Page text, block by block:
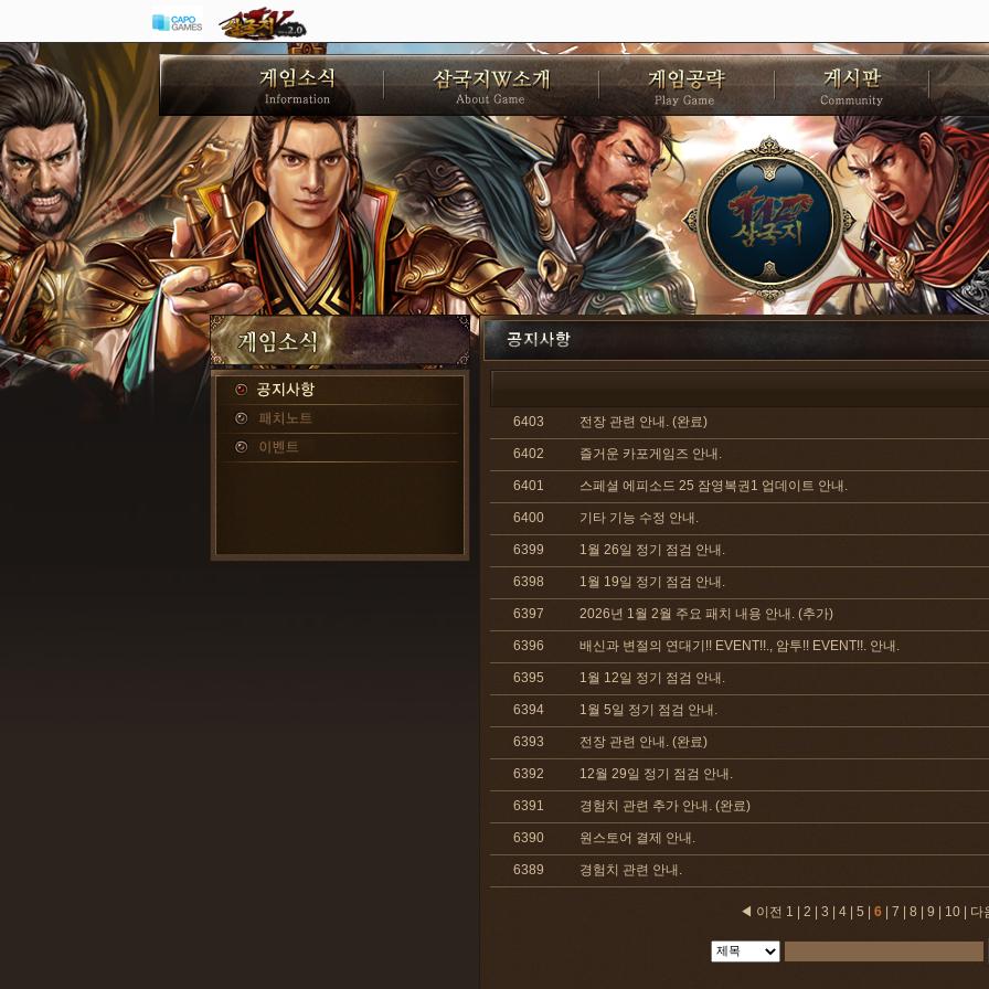
6403 전장 관련 안내. (완료)
6402 즐거운 카포게임즈 안내.
6401 스페셜 에피소드 25 잠영복권1 업데이트 안내.
6400 기타 기능 수정 안내.
6399 1월 26일 정기 점검 안내.
6398 1월 19일 정기 점검 안내.
6397 2026년 1월 2월 주요 패치 내용 안내. (추가)
6396 배신과 변절의 연대기!! EVENT!!., 암투!! EVENT!!. 안내.
6395 1월 12일 정기 점검 안내.
6394 1월 5일 정기 점검 안내.
6393 전장 관련 안내. (완료)
6392 12월 29일 정기 점검 안내.
6391 경험치 관련 추가 안내. (완료)
6390 원스토어 결제 안내.
6389 경험치 관련 안내.
◀ 이전 1 2 3 4 5 6 7 8 9 10 다